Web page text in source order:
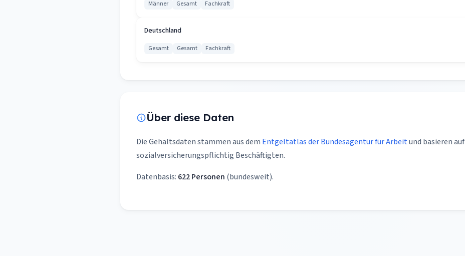
Männer Gesamt Fachkraft
Deutschland
Gesamt Gesamt Fachkraft
Über diese Daten
Die Gehaltsdaten stammen aus dem Entgeltatlas der Bundesagentur für Arbeitund basieren auf
sozialversicherungspflichtig Beschäftigten.
Datenbasis: 622 Personen (bundesweit).